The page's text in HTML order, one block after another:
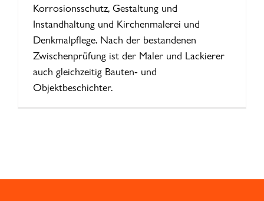
Korrosionsschutz, Gestaltung und
Instandhaltung und Kirchenmalerei und
Denkmalpflege. Nach der bestandenen
Zwischenprüfung ist der Maler und Lackierer
auch gleichzeitig Bauten- und
Objektbeschichter.